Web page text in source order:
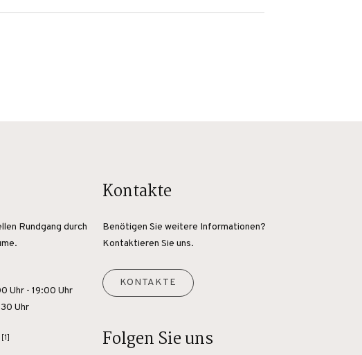
Rundgang durch
Uhr - 19:00 Uhr
Uhr
[1]
Kontakte
Benötigen Sie weitere Informationen?
Kontaktieren Sie uns.
KONTAKTE
Folgen Sie uns